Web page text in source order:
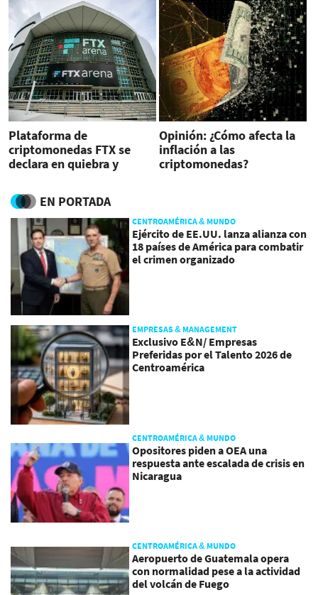
Plataforma de
criptomonedas FTX se
declara en quiebra y
Opinión: ¿Cómo afecta la
inflación a las
criptomonedas?
EN PORTADA
CENTROAMÉRICA & MUNDO
Ejército de EE.UU. lanza alianza con
18 países de América para combatir
el crimen organizado
EMPRESAS & MANAGEMENT
Exclusivo E&N/ Empresas
Preferidas por el Talento 2026 de
Centroamérica
CENTROAMÉRICA & MUNDO
Opositores piden a OEA una
respuesta ante escalada de crisis en
Nicaragua
CENTROAMÉRICA & MUNDO
Aeropuerto de Guatemala opera
con normalidad pese a la actividad
del volcán de Fuego